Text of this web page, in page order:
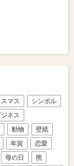
マス
シンボル
ジネス
動物
壁紙
年賀
恋愛
母の日
熊